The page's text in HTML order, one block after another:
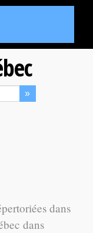
dans
dans